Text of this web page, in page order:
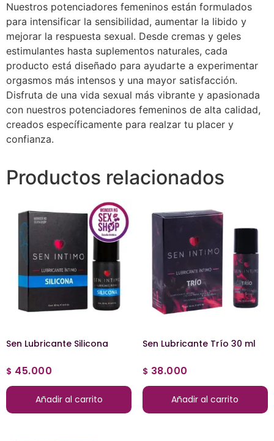
Nuestros potenciadores femeninos están formulados
para intensificar la sensibilidad, aumentar la libido y
mejorar la respuesta sexual. Desde cremas y geles
estimulantes hasta suplementos naturales, cada
producto está diseñado para ayudarte a experimentar
orgasmos más intensos y una mayor satisfacción.
Disfruta de una vida sexual más vibrante y apasionada
con nuestros potenciadores femeninos de alta calidad,
creados específicamente para realzar tu placer y
confianza.
Productos relacionados
Sen Lubricante Silicona
$ 45.000
Añadir al carrito
Sen Lubricante Trío 30 ml
$ 38.000
Añadir al carrito